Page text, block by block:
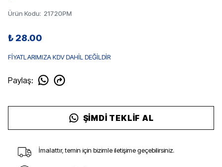
Ürün Kodu: 21720PM
₺ 28.00
FİYATLARIMIZA KDV DAHİL DEĞİLDİR
Paylaş:
ŞIMDI TEKLIF AL
İmalattır, temin için bizimle iletişime geçebilirsiniz.